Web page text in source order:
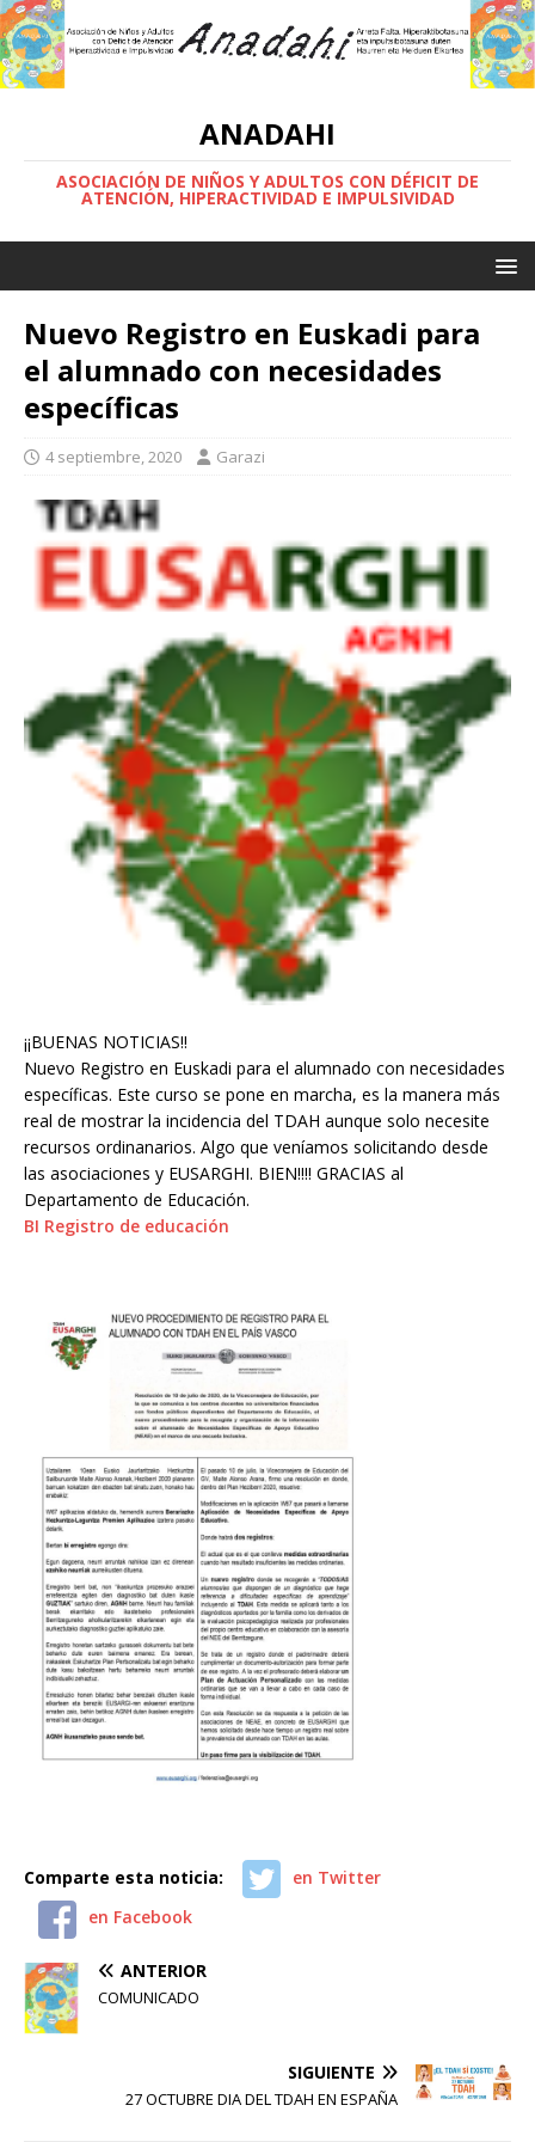
ANADAHI
ASOCIACIÓN DE NIÑOS Y ADULTOS CON DÉFICIT DE
ATENCIÓN, HIPERACTIVIDAD E IMPULSIVIDAD
Nuevo Registro en Euskadi para
el alumnado con necesidades
específicas
4 septiembre, 2020 Garazi
¡¡BUENAS NOTICIAS!!
Nuevo Registro en Euskadi para el alumnado con necesidades
específicas. Este curso se pone en marcha, es la manera más
real de mostrar la incidencia del TDAH aunque solo necesite
recursos ordinanarios. Algo que veníamos solicitando desde
las asociaciones y EUSARGHI. BIEN!!!! GRACIAS al
Departamento de Educación.
BI Registro de educación
Comparte esta noticia:
en Twitter
en Facebook
ANTERIOR
COMUNICADO
SIGUIENTE
27 OCTUBRE DIA DEL TDAH EN ESPAÑA